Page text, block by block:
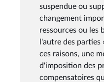
suspendue ou
changement
ressources ou les
l'autre des parties
ces raisons, une
d'imposition des
compensatoires